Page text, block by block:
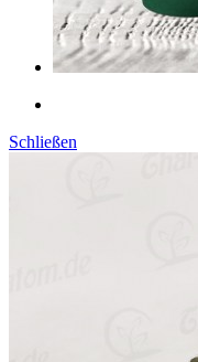
Schließen